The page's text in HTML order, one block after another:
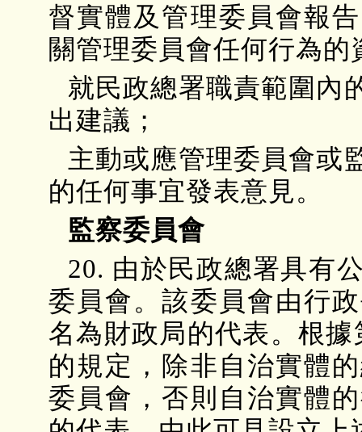
督實體及管理委員會報
關管理委員會任何行為
就民政總署職責範圍內
出建議；
主動或應管理委員會或
的任何事宜發表意見。
監察委員會
20. 由於民政總署具有
委員會。該委員會由行
名為財政局的代表。根
的規定，除非自治實體
委員會，否則自治實體